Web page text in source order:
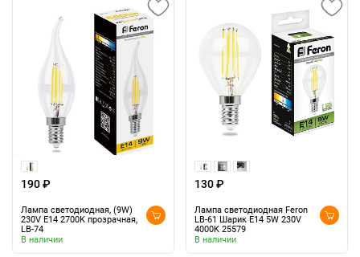
190 ₽
Лампа светодиодная, (9W)
230V E14 2700K прозрачная,
LB-74
В наличии
130 ₽
Лампа светодиодная Feron
LB-61 Шарик E14 5W 230V
4000K 25579
В наличии